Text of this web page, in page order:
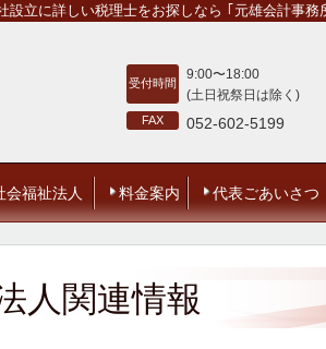
立に詳しい税理士をお探しなら ｢元雄会計事務
受付時間
9:00〜18:00
(土日祝祭日は除く)
FAX 052-602-5199
会福祉法人 料金案内 代表ごあいさつ
人関連情報